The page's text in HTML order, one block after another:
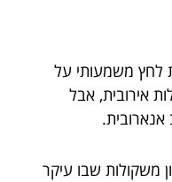
לחץ משמעותי על
אירובית, אבל
משקולות שבו עיקר